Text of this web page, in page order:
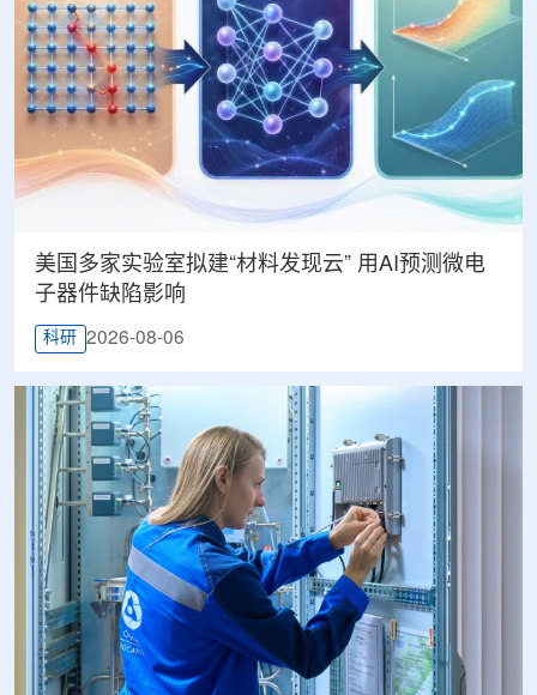
美国多家实验室拟建“材料发现云” 用AI预测微电
子器件缺陷影响
科研 2026-08-06